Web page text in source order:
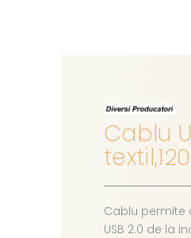
Cablu
Cablu permite
USB 2.0 de la